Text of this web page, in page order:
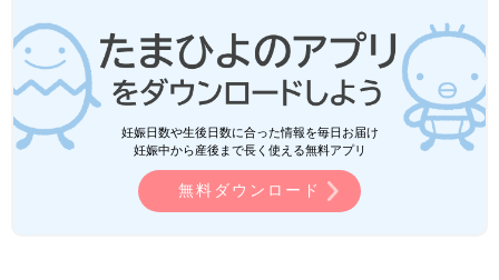
妊娠日数や生後日数に合った情報を毎日お届け
妊娠中から産後まで長く使える無料アプリ
無料ダウンロード